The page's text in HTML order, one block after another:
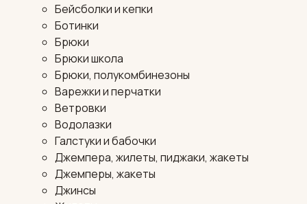
Бейсболки и кепки
Ботинки
Брюки
Брюки школа
Брюки, полукомбинезоны
Варежки и перчатки
Ветровки
Водолазки
Галстуки и бабочки
Джемпера, жилеты, пиджаки, жакеты
Джемперы, жакеты
Джинсы